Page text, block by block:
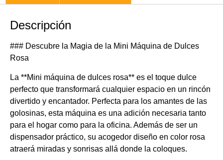
Descripción
### Descubre la Magia de la Mini Máquina de Dulces
Rosa
La **Mini máquina de dulces rosa** es el toque dulce
perfecto que transformará cualquier espacio en un rincón
divertido y encantador. Perfecta para los amantes de las
golosinas, esta máquina es una adición necesaria tanto
para el hogar como para la oficina. Además de ser un
dispensador práctico, su acogedor diseño en color rosa
atraerá miradas y sonrisas allá donde la coloques.